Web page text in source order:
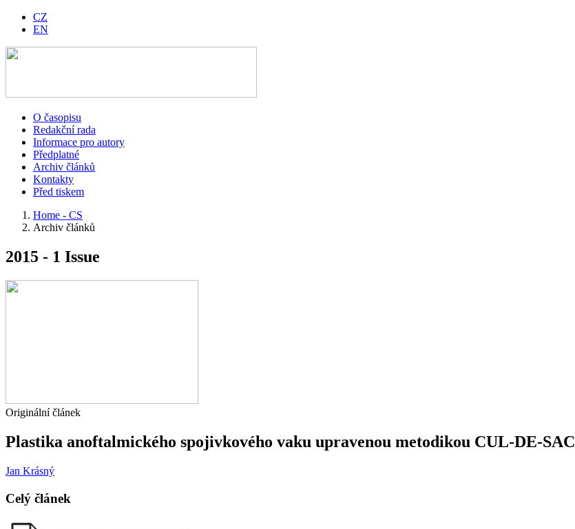
CZ
EN
O časopisu
Redakční rada
Informace pro autory
Předplatné
Archiv článků
Kontakty
Před tiskem
Home - CS
Archiv článků
2015 - 1 Issue
Originální článek
Plastika anoftalmického spojivkového vaku upravenou metodikou CUL-DE-SAC
Jan Krásný
Celý článek